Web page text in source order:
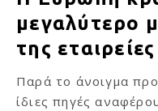
μεγαλύτερο
της εταιρείες
Παρά το άνοιγμα
ίδιες πηγές